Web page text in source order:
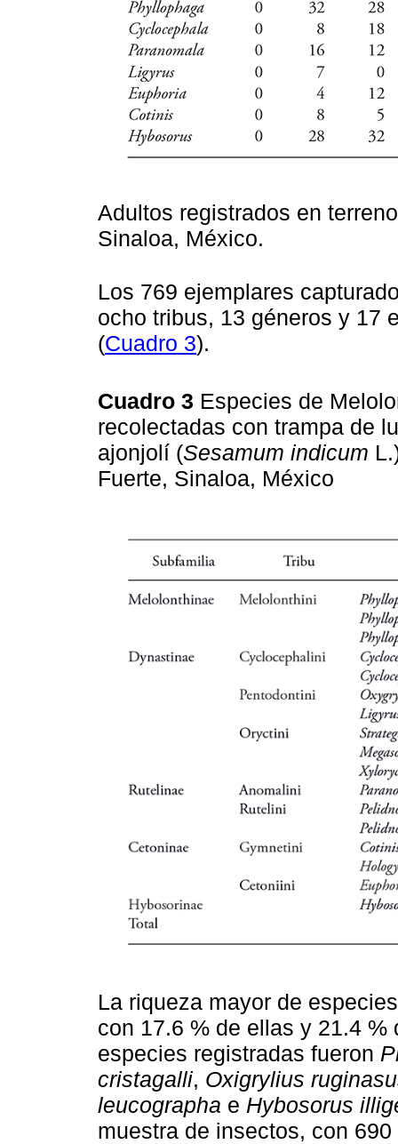
Adultos registrados en
Sinaloa, México.
Los 769 ejemplares
ocho tribus, 13 géneros y 17
(Cuadro 3).
Cuadro 3 Especies de
recolectadas con trampa de
ajonjolí (Sesamum indicum
Fuerte, Sinaloa, México
La riqueza mayor de
con 17.6 % de ellas y 21.4
especies registradas fueron
cristagalli, Oxigrylius
leucographa e Hybosorus
muestra de insectos, con